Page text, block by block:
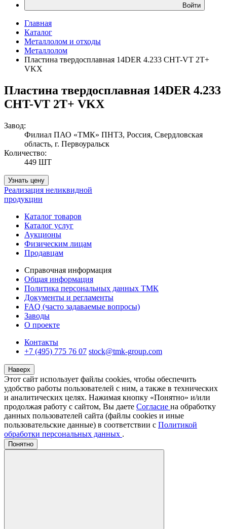
Войти
Главная
Каталог
Металлолом и отходы
Металлолом
Пластина твердосплавная 14DER 4.233 CHT-VT 2T+
VKX
Пластина твердосплавная 14DER 4.233
CHT-VT 2T+ VKX
Завод:
Филиал ПАО «ТМК» ПНТЗ, Россия, Свердловская
область, г. Первоуральск
Количество:
449 ШТ
Узнать цену
Реализация неликвидной
продукции
Каталог товаров
Каталог услуг
Аукционы
Физическим лицам
Продавцам
Справочная информация
Общая информация
Политика персональных данных ТМК
Документы и регламенты
FAQ (часто задаваемые вопросы)
Заводы
О проекте
Контакты
+7 (495) 775 76 07 stock@tmk-group.com
Наверх
Этот сайт использует файлы cookies, чтобы обеспечить
удобство работы пользователей с ним, а также в технических
и аналитических целях. Нажимая кнопку «Понятно» и/или
продолжая работу с сайтом, Вы даете Согласие на обработку
данных пользователей сайта (файлы cookies и иные
пользовательские данные) в соответствии с Политикой
обработки персональных данных .
Понятно